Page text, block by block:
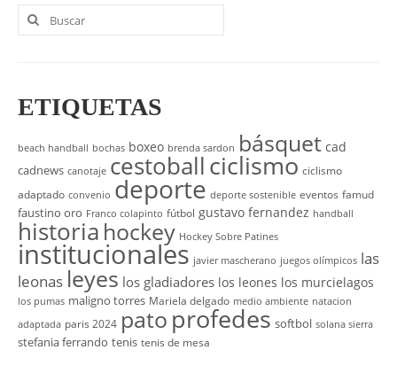
Buscar
por:
ETIQUETAS
beach handball bochas boxeo brenda sardon básquet cad
cadnews canotaje cestoballciclismo ciclismo
adaptado convenio deporte deporte sostenible eventos famud
faustino oro Franco colapinto fútbol gustavo fernandez handball
historia hockey Hockey Sobre Patines
institucionales javier mascherano juegos olímpicos las
leonas leyes los gladiadores los leones los murcielagos
los pumas maligno torres Mariela delgado medio ambiente natacion
adaptada paris 2024 pato profedes softbol solana sierra
stefania ferrando tenis tenis de mesa